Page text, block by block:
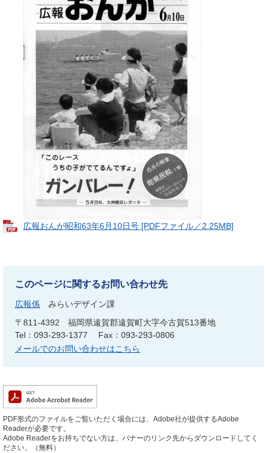
広報おんが昭和63年6月10日号 [PDFファイル／2.25MB]
このページに関するお問い合わせ先
広報係
みらいデザイン課
〒811-4392
福岡県遠賀郡遠賀町大字今古賀513番地
Tel：093-293-1377
Fax：093-293-0806
メールでのお問い合わせはこちら
PDF形式のファイルをご覧いただく場合には、Adobe社が提供するAdobe
Readerが必要です。
Adobe Readerをお持ちでない方は、バナーのリンク先からダウンロードしてく
ださい。（無料）